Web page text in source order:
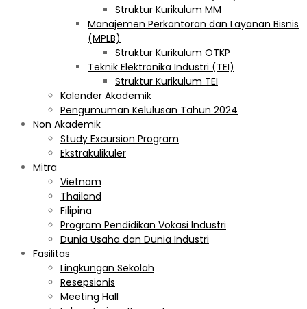
Struktur Kurikulum MM
Manajemen Perkantoran dan Layanan Bisnis
(MPLB)
Struktur Kurikulum OTKP
Teknik Elektronika Industri (TEI)
Struktur Kurikulum TEI
Kalender Akademik
Pengumuman Kelulusan Tahun 2024
Non Akademik
Study Excursion Program
Ekstrakulikuler
Mitra
Vietnam
Thailand
Filipina
Program Pendidikan Vokasi Industri
Dunia Usaha dan Dunia Industri
Fasilitas
Lingkungan Sekolah
Resepsionis
Meeting Hall